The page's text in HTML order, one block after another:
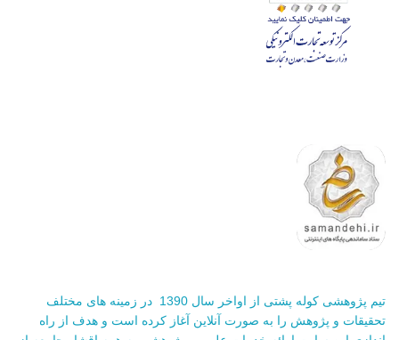
تیم پژوهشی کوله پشتی از اواخر سال 1390 در زمینه های مختلف
تحقیقات و پژوهش را به صورت آنلاین آغاز کرده است و هدف از راه